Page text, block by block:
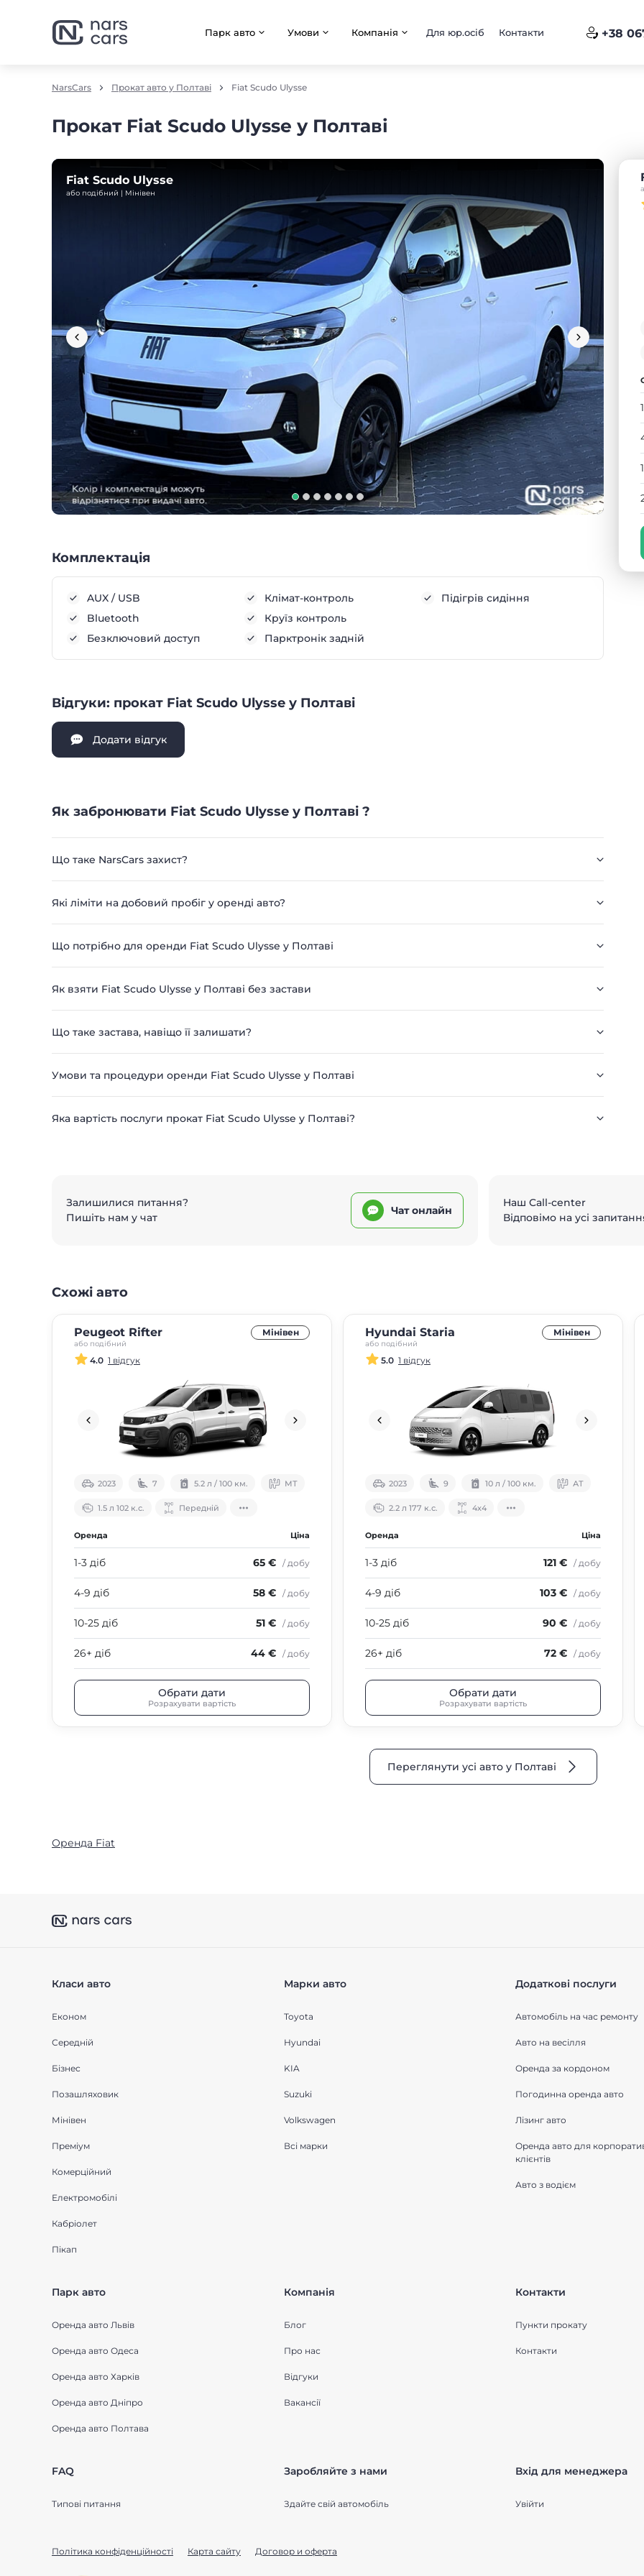
Парк авто Умови Компанія Для юр.осіб Контакти +38
NarsCars Прокат авто у Полтаві Fiat Scudo Ulysse
Прокат Fiat Scudo Ulysse у Полтаві
Fiat Scudo Ulysse
або подібний | Мінівен
Комплектація
AUX / USB
Bluetooth
Безключовий доступ
Клімат-контроль
Круїз контроль
Парктронік задній
Підігрів сидіння
Відгуки: прокат Fiat Scudo Ulysse у Полтаві
Додати відгук
Як забронювати Fiat Scudo Ulysse у Полтаві ?
Що таке NarsCars захист?
Які ліміти на добовий пробіг у оренді авто?
Що потрібно для оренди Fiat Scudo Ulysse у Полтаві
Як взяти Fiat Scudo Ulysse у Полтаві без застави
Що таке застава, навіщо її залишати?
Умови та процедури оренди Fiat Scudo Ulysse у Полтаві
Яка вартість послуги прокат Fiat Scudo Ulysse у Полтаві?
Залишилися питання?
Пишіть нам у чат
Чат онлайн
Наш Call-center
Відповімо на усі
Схожі авто
Peugeot Rifter
або подібний
Мінівен
4.0 1 відгук
2023 7 5.2 л / 100 км. МТ
1.5 л 102 к.с. Передній
Оренда Ціна
1-3 діб 65 € / добу
4-9 діб 58 € / добу
10-25 діб 51 € / добу
26+ діб 44 € / добу
Обрати дати
Розрахувати вартість
Hyundai Staria
або подібний
Мінівен
5.0 1 відгук
2023 9 10 л / 100 км. АТ
2.2 л 177 к.с. 4х4
Оренда Ціна
1-3 діб 121 € / добу
4-9 діб 103 € / добу
10-25 діб 90 € / добу
26+ діб 72 € / добу
Обрати дати
Розрахувати вартість
Переглянути усі авто у Полтаві
Оренда Fiat
Класи авто
Економ
Середнiй
Бізнес
Позашляховик
Мінівен
Преміум
Комерційний
Електромобілі
Кабріолет
Пікап
Марки авто
Toyota
Hyundai
KIA
Suzuki
Volkswagen
Всі марки
Додаткові послуги
Автомобіль на час ремонту
Авто на весілля
Оренда за кордоном
Погодинна оренда авто
Лізинг авто
Оренда авто для
клієнтів
Авто з водієм
Парк авто
Оренда авто Львів
Оренда авто Одеса
Оренда авто Харків
Оренда авто Дніпро
Оренда авто Полтава
Компанія
Блог
Про нас
Відгуки
Вакансії
Контакти
Пункти прокату
Контакти
FAQ
Типові питання
Заробляйте з нами
Здайте свій автомобіль
Вхід для менеджера
Увійти
Політика конфіденційності Карта сайту Договор и оферта